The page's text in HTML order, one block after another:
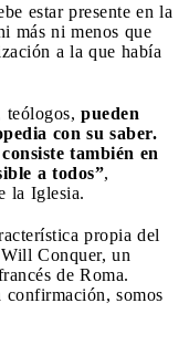
estar presente en la
más ni menos que
a la que había
teólogos, pueden
con su saber.
también en
a todos”,
la Iglesia.
propia del
Conquer, un
de Roma.
confirmación, somos